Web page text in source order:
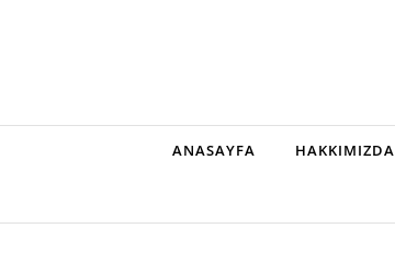
ANASAYFA HAKKIMIZDA